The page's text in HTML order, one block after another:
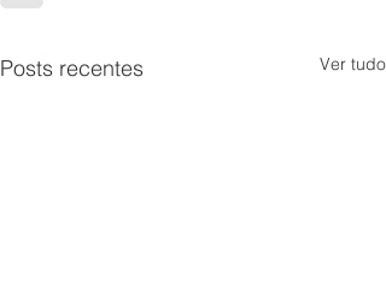
Posts recentes Ver tudo